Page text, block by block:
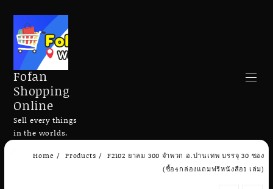
Skip
Fofan
Shopping
Online
Sell every things
in the worlds.
Search
Home Products
F2102 ยาลม 300 จำพวก อ.ปานเทพ บรรจุ 30 ซอง
(ซื้อ4กล่องแถมฟรีหนังสือ1 เล่ม)